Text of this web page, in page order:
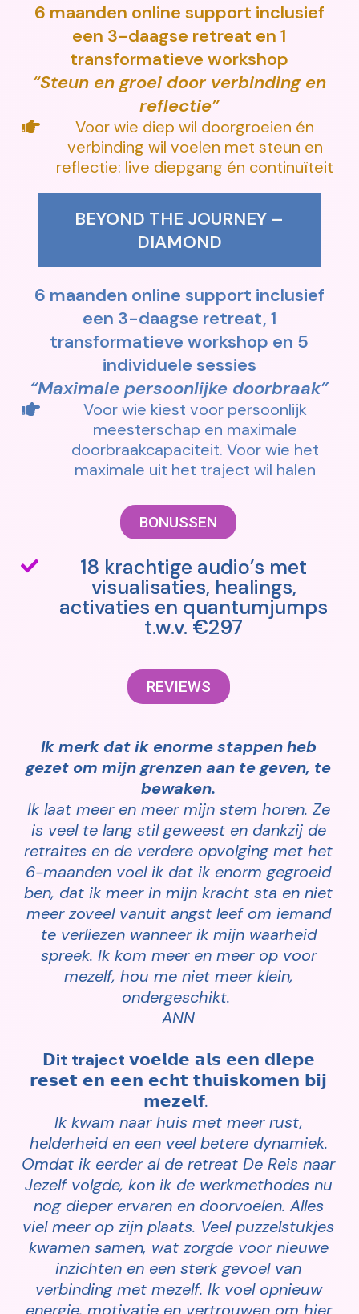
6 maanden online support inclusief
een 3-daagse retreat en 1
transformatieve workshop
“Steun en groei door verbinding en
reflectie”
Voor wie diep wil doorgroeien én
verbinding wil voelen met steun en
reflectie: live diepgang én continuïteit
BEYOND THE JOURNEY –
DIAMOND
6 maanden online support inclusief
een 3-daagse retreat, 1
transformatieve workshop en 5
individuele sessies
“Maximale persoonlijke doorbraak”
Voor wie kiest voor persoonlijk
meesterschap en maximale
doorbraakcapaciteit. Voor wie het
maximale uit het traject wil halen
BONUSSEN
18 krachtige audio’s met
visualisaties, healings,
activaties en quantumjumps
t.w.v. €297
REVIEWS
Ik merk dat ik enorme stappen heb
gezet om mijn grenzen aan te geven, te
bewaken.
Ik laat meer en meer mijn stem horen. Ze
is veel te lang stil geweest en dankzij de
retraites en de verdere opvolging met het
6-maanden voel ik dat ik enorm gegroeid
ben, dat ik meer in mijn kracht sta en niet
meer zoveel vanuit angst leef om iemand
te verliezen wanneer ik mijn waarheid
spreek. Ik kom meer en meer op voor
mezelf, hou me niet meer klein,
ondergeschikt.
ANN
𝗗it traject 𝘃𝗼𝗲𝗹𝗱𝗲 𝗮𝗹𝘀 𝗲𝗲𝗻 𝗱𝗶𝗲𝗽𝗲
𝗿𝗲𝘀𝗲𝘁 𝗲𝗻 𝗲𝗲𝗻 𝗲𝗰𝗵𝘁 𝘁𝗵𝘂𝗶𝘀𝗸𝗼𝗺𝗲𝗻 𝗯𝗶𝗷
𝗺𝗲𝘇𝗲𝗹𝗳.
Ik kwam naar huis met meer rust,
helderheid en een veel betere dynamiek.
Omdat ik eerder al de retreat De Reis naar
Jezelf volgde, kon ik de werkmethodes nu
nog dieper ervaren en doorvoelen. Alles
viel meer op zijn plaats. Veel puzzelstukjes
kwamen samen, wat zorgde voor nieuwe
inzichten en een sterk gevoel van
verbinding met mezelf. Ik voel opnieuw